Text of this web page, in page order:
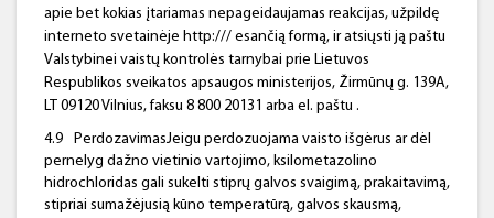
apie bet kokias įtariamas nepageidaujamas reakcijas, užpildę
interneto svetainėje http:/// esančią formą, ir atsiųsti ją paštu
Valstybinei vaistų kontrolės tarnybai prie Lietuvos
Respublikos sveikatos apsaugos ministerijos, Žirmūnų g. 139A,
LT 09120 Vilnius, faksu 8 800 20131 arba el. paštu .
4.9
PerdozavimasJeigu perdozuojama vaisto išgėrus ar dėl
pernelyg dažno vietinio vartojimo, ksilometazolino
hidrochloridas gali sukelti stiprų galvos svaigimą, prakaitavimą,
stipriai sumažėjusią kūno temperatūrą, galvos skausmą,